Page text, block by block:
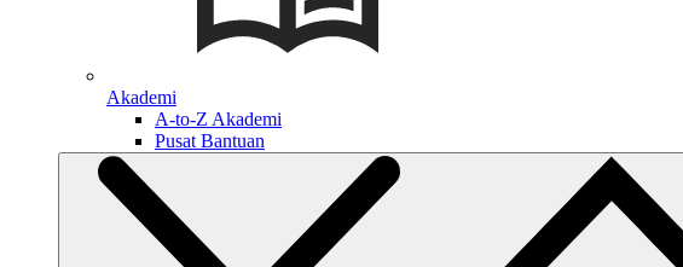
Akademi
A-to-Z Akademi
Pusat Bantuan